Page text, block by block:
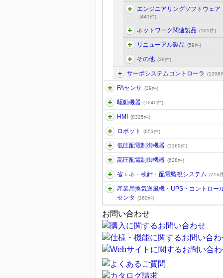
エンジニアリングソフトウェア
(441件)
ネットワーク関連製品 (101件)
リニューアル製品 (59件)
その他 (39件)
サーボシステムコントローラ (1208
FAセンサ (39件)
駆動機器 (7240件)
HMI (8325件)
ロボット (651件)
低圧配電制御機器 (1169件)
高圧配電制御機器 (628件)
省エネ・検針・配電監視システム (216
産業用換気送風機・UPS・コントロー
センタ
(160件)
お問い合わせ